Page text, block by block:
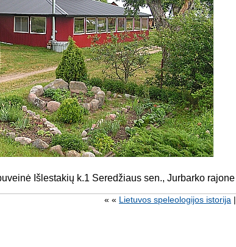
Išlestakių k.1 Seredžiaus sen., Jurbarko rajone
« « Lietuvos speleologijos istorija |